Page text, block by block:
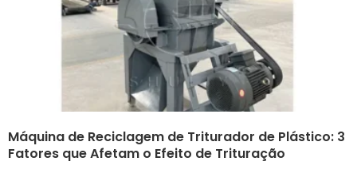
Máquina de Reciclagem de Triturador de Plástico: 3
Fatores que Afetam o Efeito de Trituração